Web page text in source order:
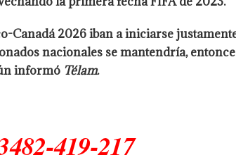
2026 iban a iniciarse
nacionales se mantendría,
informó Télam.
419-217